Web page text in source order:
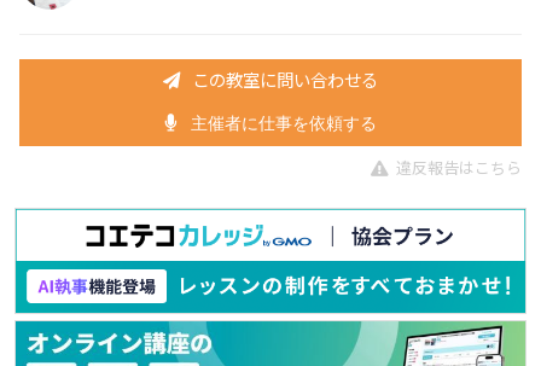
この教室に問い合わせる
主催者に仕事を依頼する
違反報告はこちら